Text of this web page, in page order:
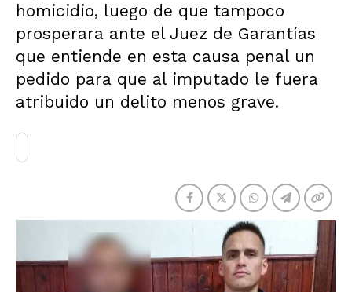
homicidio, luego de que tampoco
prosperara ante el Juez de Garantías
que entiende en esta causa penal un
pedido para que al imputado le fuera
atribuido un delito menos grave.